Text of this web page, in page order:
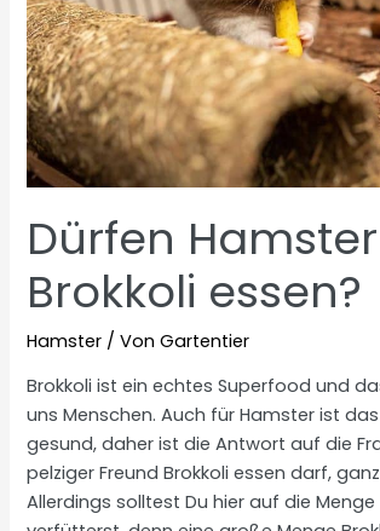
Dürfen Hamster
Brokkoli essen?
Hamster / VonGartentier
Brokkoli ist ein echtes Superfood und
uns Menschen. Auch für Hamster ist
gesund, daher ist die Antwort auf die
pelziger Freund Brokkoli essen darf,
Allerdings solltest Du hier auf die